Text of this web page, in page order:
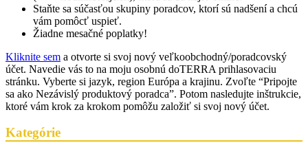
Staňte sa súčasťou skupiny poradcov, ktorí sú nadšení a chcú
vám pomôcť uspieť.
Žiadne mesačné poplatky!
Kliknite sem a otvorte si svoj nový veľkoobchodný/poradcovský
účet. Navedie vás to na moju osobnú doTERRA prihlasovaciu
stránku. Vyberte si jazyk, region Európa a krajinu. Zvoľte “Pripojte
sa ako Nezávislý produktový poradca”. Potom nasledujte inštrukcie,
ktoré vám krok za krokom pomôžu založiť si svoj nový účet.
Kategórie